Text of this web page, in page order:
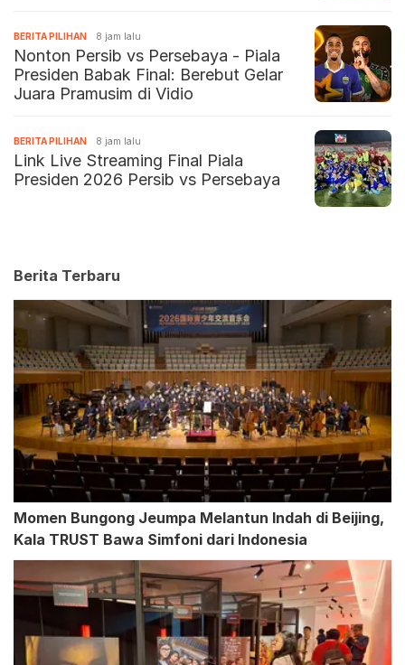
BERITA PILIHAN 8 jam lalu
Nonton Persib vs Persebaya - Piala
Presiden Babak Final: Berebut Gelar
Juara Pramusim di Vidio
BERITA PILIHAN 8 jam lalu
Link Live Streaming Final Piala
Presiden 2026 Persib vs Persebaya
Berita Terbaru
Momen Bungong Jeumpa Melantun Indah di Beijing,
Kala TRUST Bawa Simfoni dari Indonesia